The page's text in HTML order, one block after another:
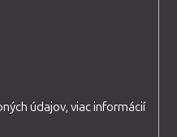
údajov, viac informácií